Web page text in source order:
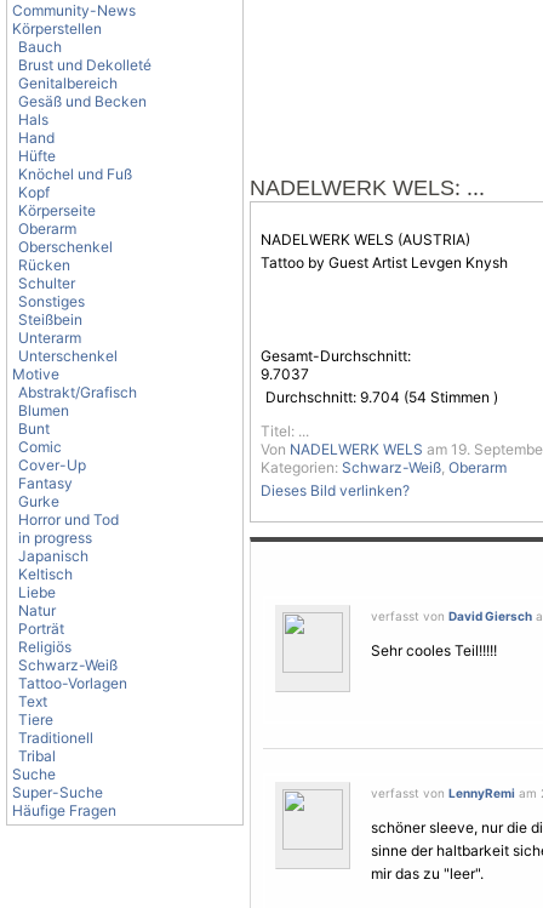
Community-News
Körperstellen
Bauch
Brust und Dekolleté
Genitalbereich
Gesäß und Becken
Hals
Hand
Hüfte
Knöchel und Fuß
Kopf
Körperseite
Oberarm
Oberschenkel
Rücken
Schulter
Sonstiges
Steißbein
Unterarm
Unterschenkel
Motive
Abstrakt/Grafisch
Blumen
Bunt
Comic
Cover-Up
Fantasy
Gurke
Horror und Tod
in progress
Japanisch
Keltisch
Liebe
Natur
Porträt
Religiös
Schwarz-Weiß
Tattoo-Vorlagen
Text
Tiere
Traditionell
Tribal
Suche
Super-Suche
Häufige Fragen
NADELWERK WELS: ...
NADELWERK WELS (AUSTRIA)
Tattoo by Guest Artist Levgen Knysh
Gesamt-Durchschnitt:
9.7037
Durchschnitt: 9.704 (54 Stimmen )
Titel: ...
Von NADELWERK WELS am 19.
Kategorien: Schwarz-Weiß, Oberarm
Dieses Bild verlinken?
verfasst von David Giersch
Sehr cooles Teil!!!!!
verfasst von LennyRemi am
schöner sleeve, nur die
sinne der haltbarkeit
mir das zu "leer".